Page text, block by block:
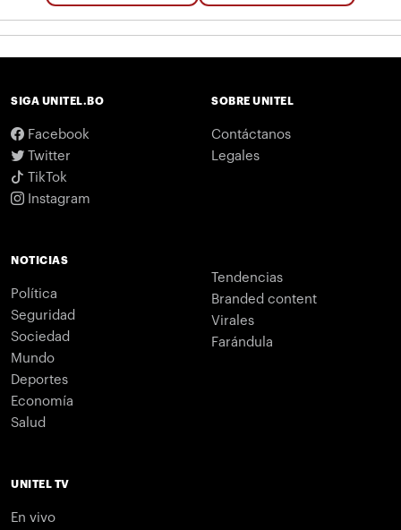
SIGA UNITEL.BO
Facebook
Twitter
TikTok
Instagram
SOBRE UNITEL
Contáctanos
Legales
NOTICIAS
Política
Seguridad
Sociedad
Mundo
Deportes
Economía
Salud
Tendencias
Branded content
Virales
Farándula
UNITEL TV
En vivo